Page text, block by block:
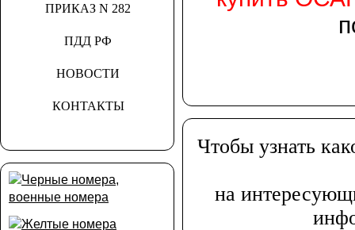
ПРИКАЗ N 282
ПДД РФ
НОВОСТИ
КОНТАКТЫ
Чтобы узнать
на